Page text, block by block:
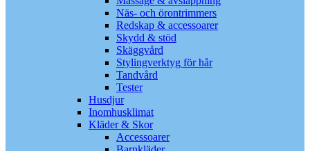
Näs- och örontrimmers
Redskap & accessoarer
Skydd & stöd
Skäggvård
Stylingverktyg för hår
Tandvård
Tester
Husdjur
Inomhusklimat
Kläder & Skor
Accessoarer